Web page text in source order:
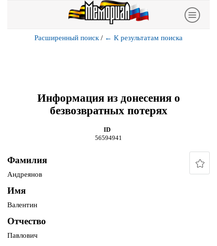
Расширенный поиск / ← К результатам поиска
Информация из донесения о
безвозвратных потерях
ID
56594941
Фамилия
Андреянов
Имя
Валентин
Отчество
Павлович